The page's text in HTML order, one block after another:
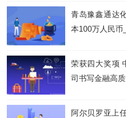
青岛豫鑫通达
本100万人民币
荣获四大奖项
司书写金融高
阿尔贝罗亚上